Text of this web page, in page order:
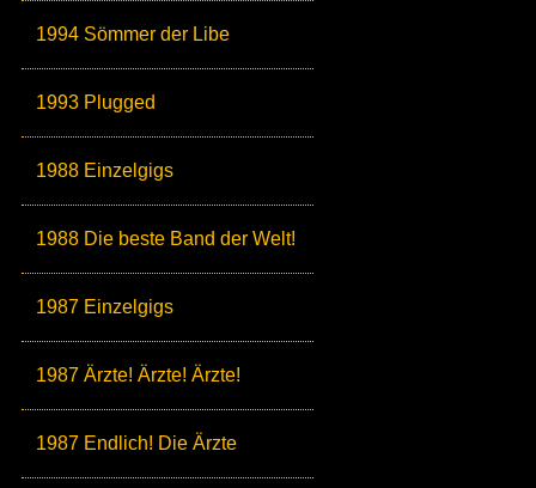
1994 Sömmer der Libe
1993 Plugged
1988 Einzelgigs
1988 Die beste Band der Welt!
1987 Einzelgigs
1987 Ärzte! Ärzte! Ärzte!
1987 Endlich! Die Ärzte